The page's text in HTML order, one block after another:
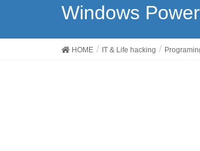
Windows
HOME IT & Life hacking